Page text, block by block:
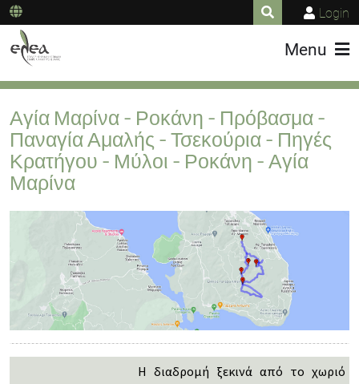
Login
Menu
Αγία Μαρίνα - Ροκάνη - Πρόβασμα -
Παναγία Αμαλής - Τσεκούρια - Πηγές
Κρατήγου - Μύλοι - Ροκάνη - Αγία
Μαρίνα
Η διαδρομή ξεκινά από το χωριό